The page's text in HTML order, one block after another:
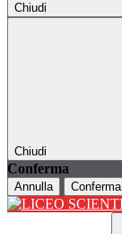
Chiudi
Chiudi
Conferma
Annulla Conferma